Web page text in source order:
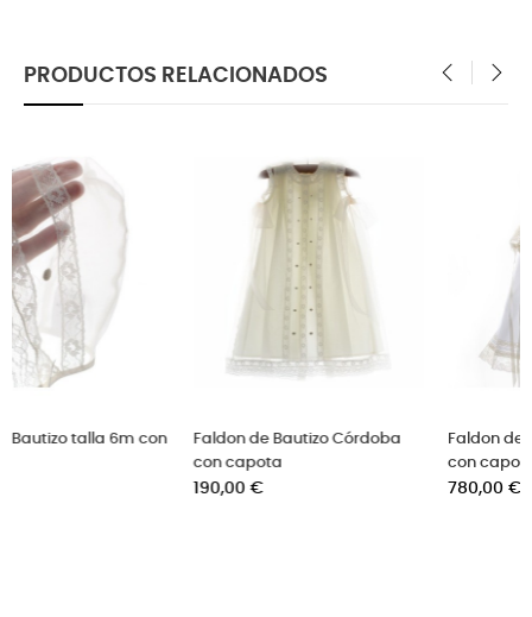
PRODUCTOS RELACIONADOS
Faldon de Bautizo Cecilia Faldon de Bautizo